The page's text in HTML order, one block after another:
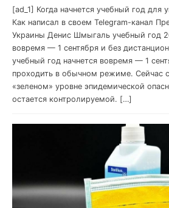
[ad_1] Когда начнется учебный год для
Как написал в своем Telegram-канал
Украины Денис Шмыгаль учебный год
вовремя — 1 сентября и без
учебный год начнется вовремя — 1
проходить в обычном режиме. Сейчас
«зеленом» уровне эпидемической
остается контролируемой. […]